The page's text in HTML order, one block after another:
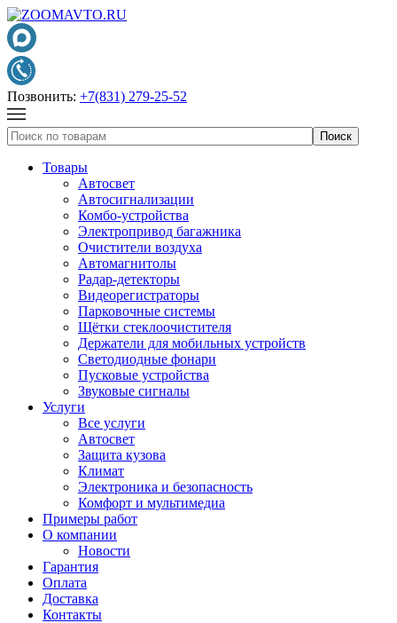
Позвонить: +7(831) 279-25-52
Товары
Автосвет
Автосигнализации
Комбо-устройства
Электропривод багажника
Очистители воздуха
Автомагнитолы
Радар-детекторы
Видеорегистраторы
Парковочные системы
Щётки стеклоочистителя
Держатели для мобильных устройств
Светодиодные фонари
Пусковые устройства
Звуковые сигналы
Услуги
Все услуги
Автосвет
Защита кузова
Климат
Электроника и безопасность
Комфорт и мультимедиа
Примеры работ
О компании
Новости
Гарантия
Оплата
Доставка
Контакты